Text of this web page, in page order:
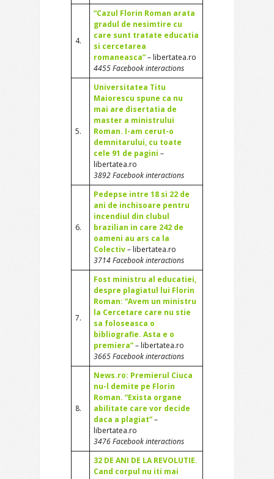
4.
“Cazul Florin Roman arata
gradul de nesimtire cu
care sunt tratate educatia
si cercetarea
romaneasca”– libertatea.ro
4455 Facebook interactions
5.
Universitatea Titu
Maiorescu spune ca nu
mai are disertatia de
master a ministrului
Roman. I-am cerut-o
demnitarului, cu toate
cele 91 de pagini –
libertatea.ro
3892 Facebook interactions
6.
Pedepse intre 18 si 22 de
ani de inchisoare pentru
incendiul din clubul
brazilian in care 242 de
oameni au ars ca la
Colectiv– libertatea.ro
3714 Facebook interactions
7.
Fost ministru al educatiei,
despre plagiatul lui Florin
Roman: “Avem un ministru
la Cercetare care nu stie
sa foloseasca o
bibliografie. Asta e o
premiera”– libertatea.ro
3665 Facebook interactions
8.
News.ro: Premierul Ciuca
nu-l demite pe Florin
Roman. “Exista organe
abilitate care vor decide
daca a plagiat”–
libertatea.ro
3476 Facebook interactions
32 DE ANI DE LA REVOLUTIE.
Cand corpul nu iti mai